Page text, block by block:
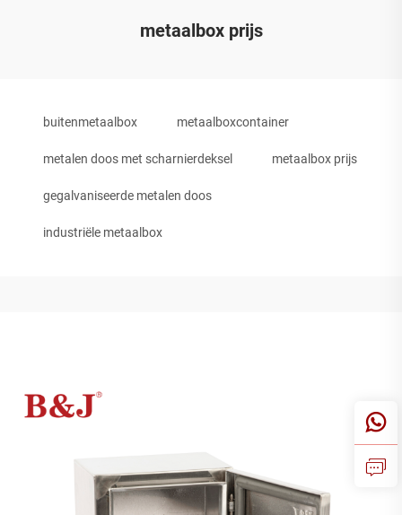
metaalbox prijs
buitenmetaalbox metaalboxcontainer
metalen doos met scharnierdeksel metaalbox prijs
gegalvaniseerde metalen doos
industriële metaalbox